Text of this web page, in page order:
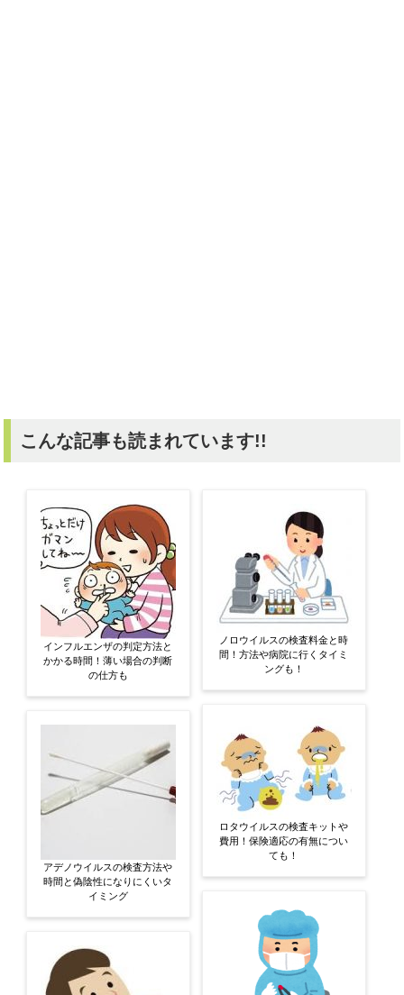
こんな記事も読まれています!!
インフルエンザの判定方法と
かかる時間！薄い場合の判断
の仕方も
アデノウイルスの検査方法や
時間と偽陰性になりにくいタ
イミング
ノロウイルスの検査料金と時
間！方法や病院に行くタイミ
ングも！
ロタウイルスの検査キットや
費用！保険適応の有無につい
ても！